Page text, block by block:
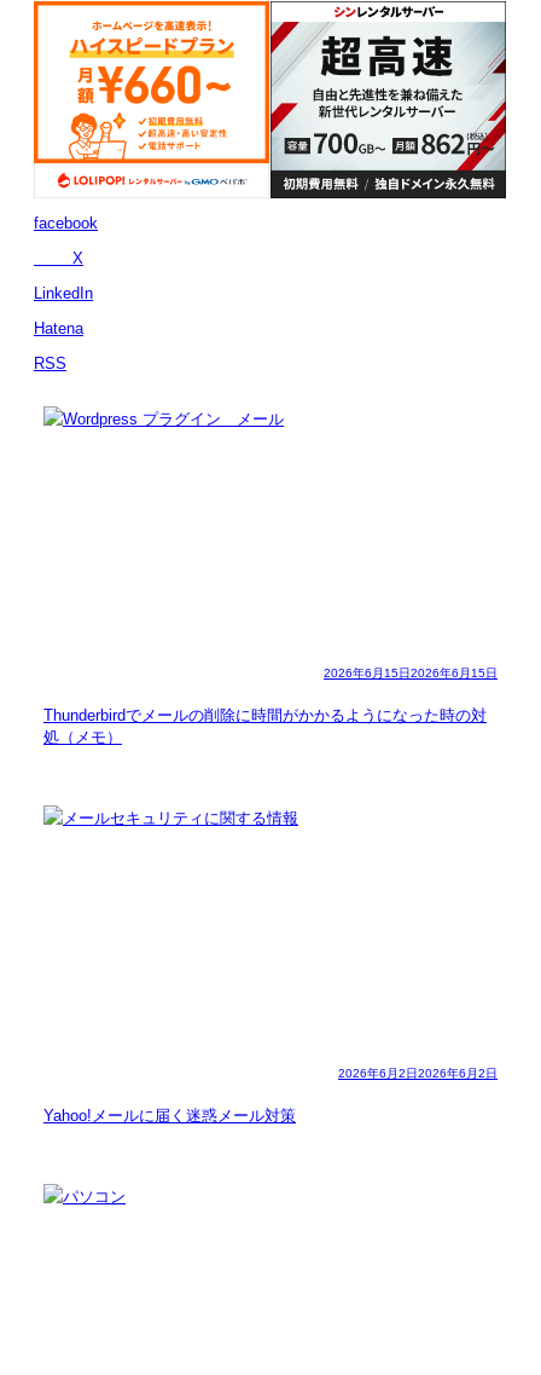
facebook
X
LinkedIn
Hatena
RSS
2026年6月15日2026年6月15日
Thunderbirdでメールの削除に時間がかかるようになった時の対
処（メモ）
2026年6月2日2026年6月2日
Yahoo!メールに届く迷惑メール対策